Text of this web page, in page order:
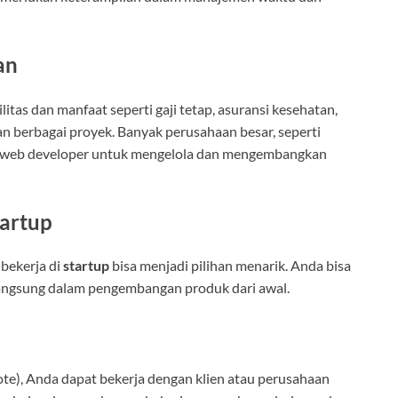
dan manfaat seperti gaji tetap, asuransi kesehatan,
berbagai proyek. Banyak perusahaan besar, seperti
developer untuk mengelola dan mengembangkan
di startup bisa menjadi pilihan menarik. Anda bisa
dalam pengembangan produk dari awal.
Anda dapat bekerja dengan klien atau perusahaan